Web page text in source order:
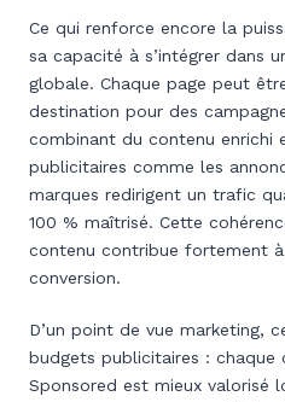
Ce qui renforce encore la
sa capacité à s’intégrer dans
globale. Chaque page peut
destination pour des
combinant du contenu enrichi
publicitaires comme les
marques redirigent un trafic
100 % maîtrisé. Cette
contenu contribue fortement
conversion.
D’un point de vue marketing,
budgets publicitaires : chaque
Sponsored est mieux valorisé